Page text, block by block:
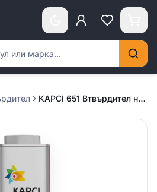
KAPCI 651 Втвърдител нормален – 0.500л